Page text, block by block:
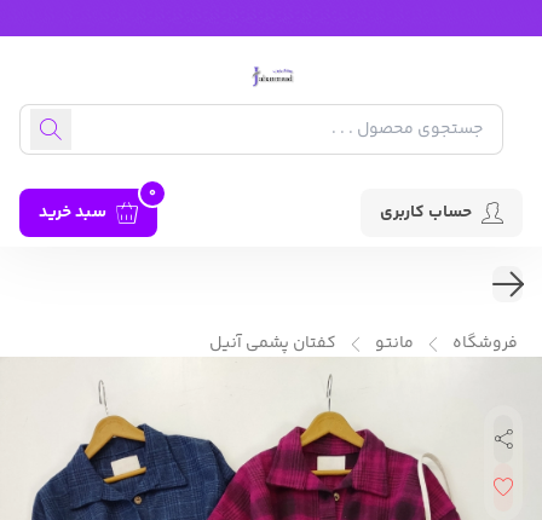
حساب کاربری سبد خرید
0
فروشگاه مانتو کفتان پشمی آنیل